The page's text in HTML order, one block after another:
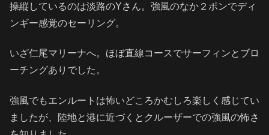
操縦しているのは淡路のYさん。強風のなか２ポンでディ
ンギー感覚のセーリング。
いざ仁尾マリーナへ。ほぼ直線コースでサーフィンとブロ
ーチングありでした。
強風でもエンルートは怖いどころかむしろ楽しく感じてい
ましたが、陸地と港に近づくとクルーザーでの強風の怖さ